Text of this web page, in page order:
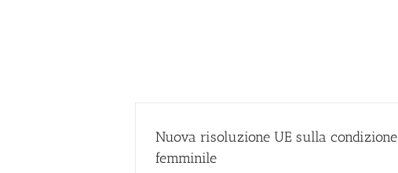
Nuova risoluzione UE sulla condizione
femminile